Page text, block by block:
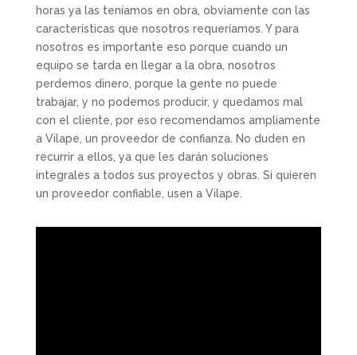
horas ya las teníamos en obra, obviamente con las
características que nosotros requeríamos. Y para
nosotros es importante eso porque cuando un
equipo se tarda en llegar a la obra, nosotros
perdemos dinero, porque la gente no puede
trabajar, y no podemos producir, y quedamos mal
con el cliente, por eso recomendamos ampliamente
a Vilape, un proveedor de confianza. No duden en
recurrir a ellos, ya que les darán soluciones
integrales a todos sus proyectos y obras. Si quieren
un proveedor confiable, usen a Vilape.